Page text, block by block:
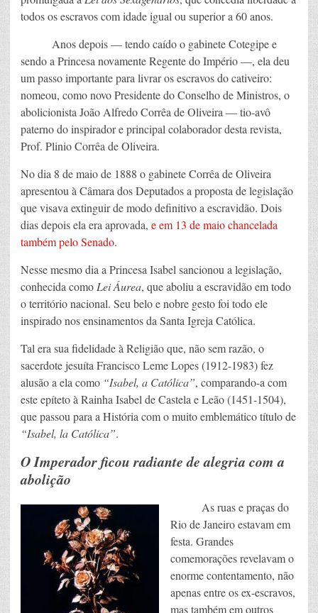
todos os escravos com idade igual ou superior a 60 anos.
Anos depois — tendo caído o gabinete Cotegipe e
sendo a Princesa novamente Regente do Império —, ela deu
um passo importante para livrar os escravos do cativeiro:
nomeou, como novo Presidente do Conselho de Ministros, o
abolicionista João Alfredo Corrêa de Oliveira — tio-avô
paterno do inspirador e principal colaborador desta revista,
Prof. Plinio Corrêa de Oliveira.
No dia 8 de maio de 1888 o gabinete Corrêa de Oliveira
apresentou à Câmara dos Deputados a proposta de legislação
que visava extinguir de modo definitivo a escravidão. Dois
dias depois ela era aprovada, e em 13 de maio chancelada
também pelo Senado.
Nesse mesmo dia a Princesa Isabel sancionou a legislação,
conhecida como Lei Áurea, que aboliu a escravidão em todo
o território nacional. Seu belo e nobre gesto foi todo ele
inspirado nos ensinamentos da Santa Igreja Católica.
Tal era sua fidelidade à Religião que, não sem razão, o
sacerdote jesuíta Francisco Leme Lopes (1912-1983) fez
alusão a ela como “Isabel, a Católica”, comparando-a com
este epíteto à Rainha Isabel de Castela e Leão (1451-1504),
que passou para a História com o muito emblemático título de
“Isabel, la Católica”.
O Imperador ficou radiante de alegria com a
abolição
As ruas e praças do
Rio de Janeiro estavam em
festa. Grandes
comemorações revelavam o
enorme contentamento, não
apenas entre os ex-escravos,
mas também em outros